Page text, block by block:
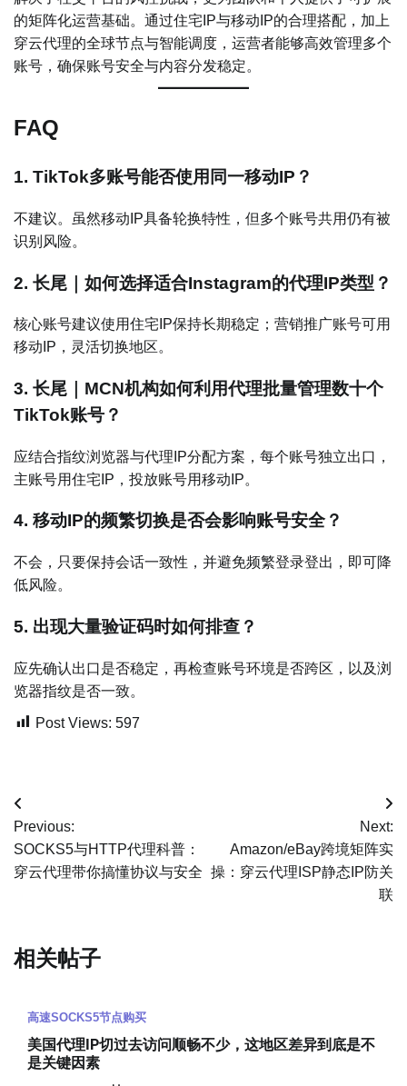
的矩阵化运营基础。通过住宅IP与移动IP的合理搭配，加上
穿云代理的全球节点与智能调度，运营者能够高效管理多个
账号，确保账号安全与内容分发稳定。
FAQ
1. TikTok多账号能否使用同一移动IP？
不建议。虽然移动IP具备轮换特性，但多个账号共用仍有被
识别风险。
2. 长尾｜如何选择适合Instagram的代理IP类型？
核心账号建议使用住宅IP保持长期稳定；营销推广账号可用
移动IP，灵活切换地区。
3. 长尾｜MCN机构如何利用代理批量管理数十个
TikTok账号？
应结合指纹浏览器与代理IP分配方案，每个账号独立出口，
主账号用住宅IP，投放账号用移动IP。
4. 移动IP的频繁切换是否会影响账号安全？
不会，只要保持会话一致性，并避免频繁登录登出，即可降
低风险。
5. 出现大量验证码时如何排查？
应先确认出口是否稳定，再检查账号环境是否跨区，以及浏
览器指纹是否一致。
Post Views: 597
文
章
导
Previous:
SOCKS5与HTTP代理科普：
穿云代理带你搞懂协议与安全
Next:
Amazon/eBay跨境矩阵实
操：穿云代理ISP静态IP防关
联
相关帖子
高速SOCKS5节点购买
美国代理IP切过去访问顺畅不少，这地区差异到底是不
是关键因素